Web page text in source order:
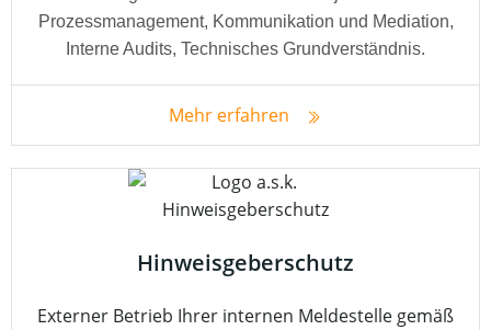
Prozessmanagement, Kommunikation und Mediation,
Interne Audits, Technisches Grundverständnis.
Mehr erfahren
Hinweisgeberschutz
Externer Betrieb Ihrer internen Meldestelle gemäß